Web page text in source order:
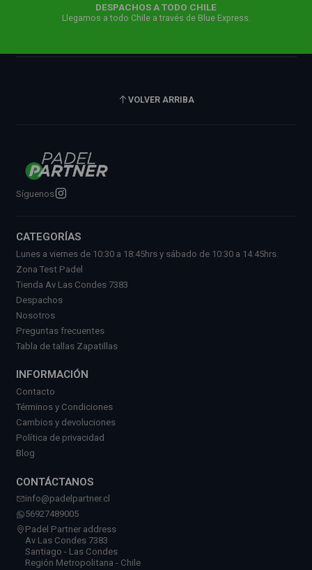
DESPACHOS A TODO CHILE
Llegamos a todo Chile a través de Blue Express.
VOLVER ARRIBA
Síguenos
CATEGORÍAS
Lunes a viernes de 10:30 a 18:45hrs y sábado de 10:30 a 14:45hrs.
Zona Test Padel
Tienda Av Las Condes 7383
Despachos
Nosotros
Preguntas frecuentes
Tabla de tallas Zapatillas
INFORMACIÓN
Contacto
Términos y Condiciones
Cambios y devoluciones
Política de privacidad
Blog
CONTÁCTANOS
info@padelpartner.cl
56927489005
Padel Partner address
Av Las Condes 7383
Santiago - Las Condes
Región Metropolitana - Chile